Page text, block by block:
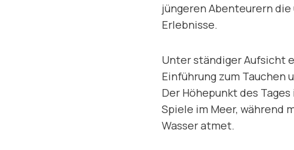
jüngeren Abenteurern
Erlebnisse.
Unter ständiger Aufsicht
Einführung zum Tauchen
Der Höhepunkt des
Spiele im Meer, während
Wasser atmet.